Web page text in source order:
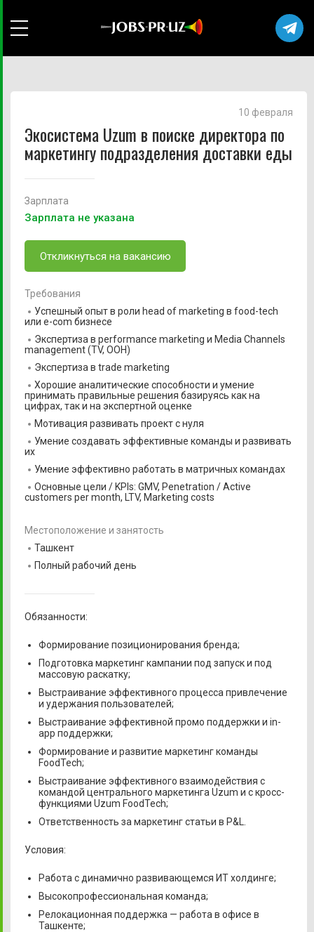
Экосистема Uzum в поиске директора по
маркетингу подразделения доставки еды
10 февраля
Зарплата
Зарплата не указана
Откликнуться на вакансию
Требования
Успешный опыт в роли head of marketing в food-tech
или e-com бизнесе
Экспертиза в performance marketing и Media Channels
management (TV, OOH)
Экспертиза в trade marketing
Хорошие аналитические способности и умение
принимать правильные решения базируясь как на
цифрах, так и на экспертной оценке
Мотивация развивать проект с нуля
Умение создавать эффективные команды и развивать
их
Умение эффективно работать в матричных командах
Основные цели / KPIs: GMV, Penetration / Active
customers per month, LTV, Marketing costs
Местоположение и занятость
Ташкент
Полный рабочий день
Обязанности:
Формирование позиционирования бренда;
Подготовка маркетинг кампании под запуск и под
массовую раскатку;
Выстраивание эффективного процесса привлечение
и удержания пользователей;
Выстраивание эффективной промо поддержки и in-
app поддержки;
Формирование и развитие маркетинг команды
FoodTech;
Выстраивание эффективного взаимодействия с
командой центрального маркетинга Uzum и с кросс-
функциями Uzum FoodTech;
Ответственность за маркетинг статьи в P&L.
Условия:
Работа с динамично развивающемся ИТ холдинге;
Высокопрофессиональная команда;
Релокационная поддержка — работа в офисе в
Ташкенте;